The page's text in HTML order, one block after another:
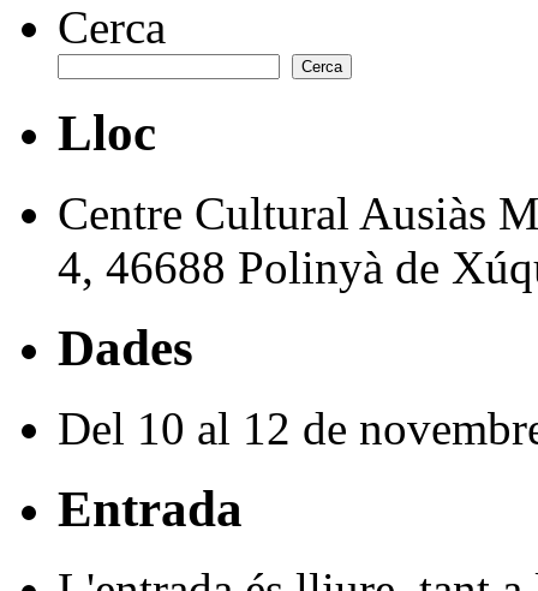
Cerca
Cerca
Lloc
Centre Cultural Ausiàs
4, 46688 Polinyà de
Dades
Del 10 al 12 de
Entrada